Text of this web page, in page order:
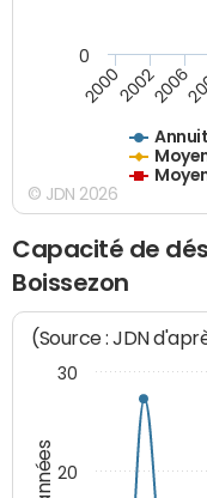
200020022006
0
© JDN 2026
Capacité de
Boissezon
(Source : JDN
20
30